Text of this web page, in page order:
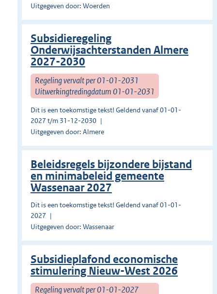
Uitgegeven door: Woerden
Subsidieregeling
Onderwijsachterstanden Almere
2027-2030
Regeling vervalt per 01-01-2031
Uitwerkingtredingdatum 01-01-2031
Dit is een toekomstige tekst! Geldend vanaf 01-01-
2027 t/m 31-12-2030
Uitgegeven door: Almere
Beleidsregels bijzondere bijstand
en minimabeleid gemeente
Wassenaar 2027
Dit is een toekomstige tekst! Geldend vanaf 01-01-
2027
Uitgegeven door: Wassenaar
Subsidieplafond economische
stimulering Nieuw-West 2026
Regeling vervalt per 01-01-2027